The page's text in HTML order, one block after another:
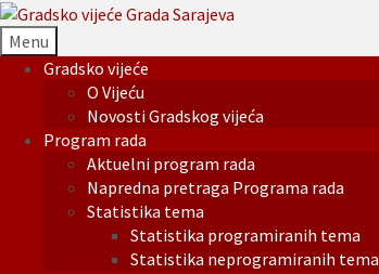
Menu
Gradsko vijeće
O Vijeću
Novosti Gradskog vijeća
Program rada
Aktuelni program rada
Napredna pretraga Programa rada
Statistika tema
Statistika programiranih tema
Statistika neprogramiranih tema